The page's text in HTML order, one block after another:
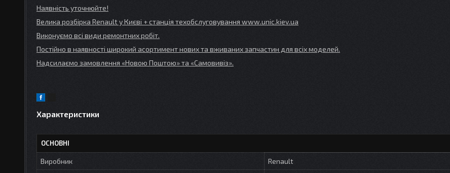
Наявність уточнюйте!
Велика розбірка Renaultу Києві + станція техобслуговування www.unic.kiev.ua
Виконуємо всі види ремонтних робіт.
Постійно в наявності широкий асортимент нових та вживаних запчастин для всіх моделей.
Надсилаємо замовлення «Новою Поштою» та «Самовивіз».
Характеристики
ОСНОВНІ
Виробник
Renault